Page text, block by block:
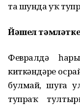
та шунда уҡ
Йәшел тәмләткес
Февралдә
киткәндәре
булмай, шуға
тупраҡ